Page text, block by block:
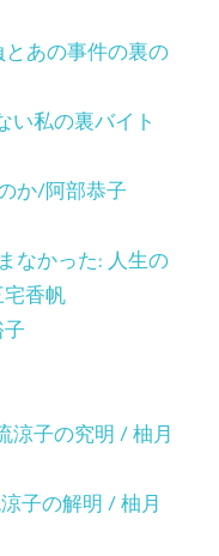
あの事件の裏の
い私の裏バイト
か/阿部恭子
なかった: 人生の
香帆
涼子の究明 / 柚月
子の解明 / 柚月